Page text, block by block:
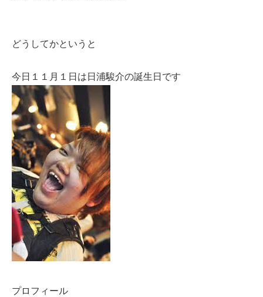
どうしてかというと
今日１１月１日は日浦駿介の誕生日です
プロフィール